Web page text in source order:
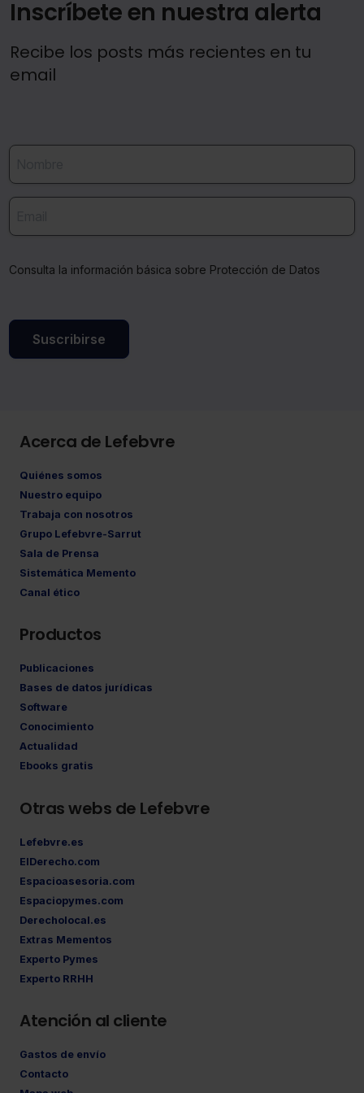
Inscríbete en nuestra alerta
Recibe los posts más recientes en tu
email
Consulta la información básica sobre Protección de Datos
Suscribirse
Acerca de Lefebvre
Quiénes somos
Nuestro equipo
Trabaja con nosotros
Grupo Lefebvre-Sarrut
Sala de Prensa
Sistemática Memento
Canal ético
Productos
Publicaciones
Bases de datos jurídicas
Software
Conocimiento
Actualidad
Ebooks gratis
Otras webs de Lefebvre
Lefebvre.es
ElDerecho.com
Espacioasesoria.com
Espaciopymes.com
Derecholocal.es
Extras Mementos
Experto Pymes
Experto RRHH
Atención al cliente
Gastos de envío
Contacto